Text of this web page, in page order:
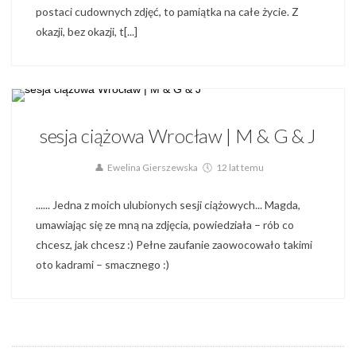
postaci cudownych zdjęć, to pamiątka na całe życie. Z
okazji, bez okazji, t[...]
sesja ciążowa Wrocław | M & G & J
Ewelina Gierszewska 12 lat temu
...... Jedna z moich ulubionych sesji ciążowych... Magda,
umawiając się ze mną na zdjęcia, powiedziała – rób co
chcesz, jak chcesz :) Pełne zaufanie zaowocowało takimi
oto kadrami – smacznego :)